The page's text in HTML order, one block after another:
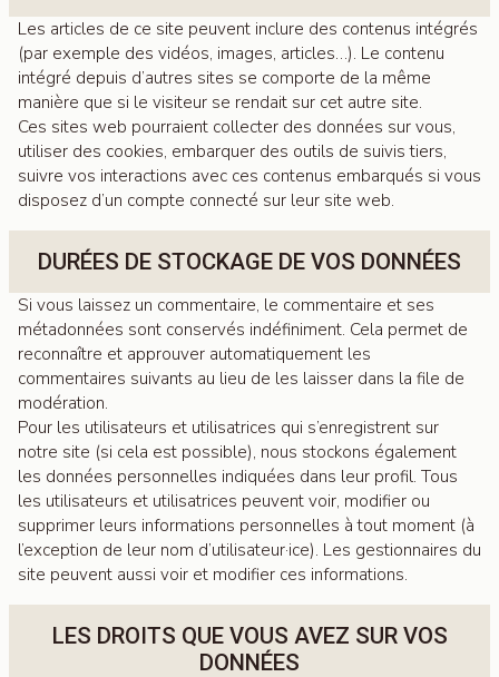
Les articles de ce site peuvent inclure des contenus intégrés
(par exemple des vidéos, images, articles…). Le contenu
intégré depuis d’autres sites se comporte de la même
manière que si le visiteur se rendait sur cet autre site.
Ces sites web pourraient collecter des données sur vous,
utiliser des cookies, embarquer des outils de suivis tiers,
suivre vos interactions avec ces contenus embarqués si vous
disposez d’un compte connecté sur leur site web.
DURÉES DE STOCKAGE DE VOS DONNÉES
Si vous laissez un commentaire, le commentaire et ses
métadonnées sont conservés indéfiniment. Cela permet de
reconnaître et approuver automatiquement les
commentaires suivants au lieu de les laisser dans la file de
modération.
Pour les utilisateurs et utilisatrices qui s’enregistrent sur
notre site (si cela est possible), nous stockons également
les données personnelles indiquées dans leur profil. Tous
les utilisateurs et utilisatrices peuvent voir, modifier ou
supprimer leurs informations personnelles à tout moment (à
l’exception de leur nom d’utilisateur·ice). Les gestionnaires du
site peuvent aussi voir et modifier ces informations.
LES DROITS QUE VOUS AVEZ SUR VOS
DONNÉES